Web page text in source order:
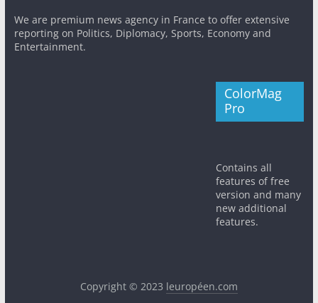
We are premium news agency in France to offer extensive
reporting on Politics, Diplomacy, Sports, Economy and
Entertainment.
ColorMag
Pro
Contains all
features of free
version and many
new additional
features.
Copyright © 2023 leuropéen.com